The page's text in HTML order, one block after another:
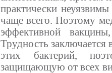
практически
чаще всего. Поэтому
эффективной
Трудность
этих бактерий,
защищающую от всех